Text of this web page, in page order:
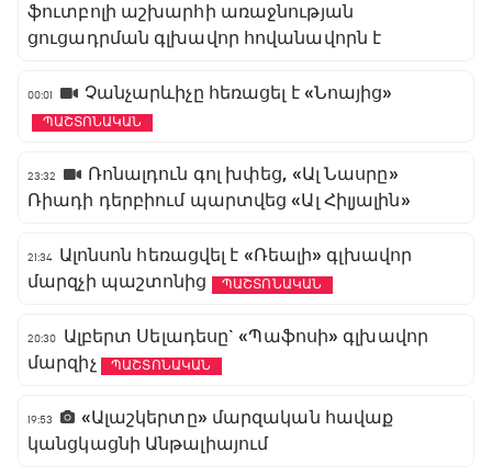
ֆուտբոլի աշխարհի առաջնության
ցուցադրման գլխավոր հովանավորն է
00:01 Չանչարևիչը հեռացել է «Նոայից»
ՊԱՇՏՈՆԱԿԱՆ
23:32
Ռոնալդուն գոլ խփեց, «Ալ Նասրը»
Ռիադի դերբիում պարտվեց «Ալ Հիլյալին»
21:34 Ալոնսոն հեռացվել է «Ռեալի» գլխավոր
մարզչի պաշտոնից
ՊԱՇՏՈՆԱԿԱՆ
20:30
Ալբերտ Սելադեսը` «Պաֆոսի» գլխավոր
մարզիչ
ՊԱՇՏՈՆԱԿԱՆ
19:53
«Ալաշկերտը» մարզական հավաք
կանցկացնի Անթալիայում